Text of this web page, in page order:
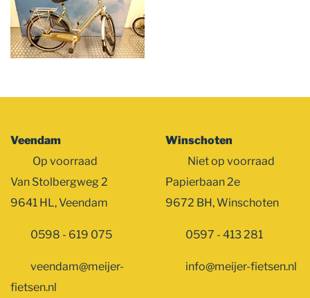
Veendam
Op voorraad
Van Stolbergweg 2
9641 HL, Veendam
0598 - 619 075
veendam@meijer-
fietsen.nl
Winschoten
Niet op voorraad
Papierbaan 2e
9672 BH, Winschoten
0597 - 413 281
info@meijer-fietsen.nl